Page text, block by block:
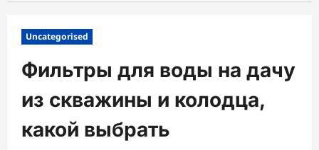
Uncategorised
Фильтры для воды на дачу
из скважины и колодца,
какой выбрать